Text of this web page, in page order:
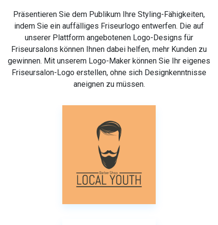
Präsentieren Sie dem Publikum Ihre Styling-Fähigkeiten,
indem Sie ein auffälliges Friseurlogo entwerfen. Die auf
unserer Plattform angebotenen Logo-Designs für
Friseursalons können Ihnen dabei helfen, mehr Kunden zu
gewinnen. Mit unserem Logo-Maker können Sie Ihr eigenes
Friseursalon-Logo erstellen, ohne sich Designkenntnisse
aneignen zu müssen.